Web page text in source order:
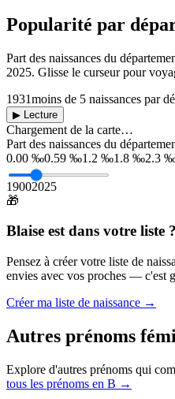
Popularité par
Part des naissances du
2025. Glisse le curseur pour
1931moins de 5 naissances par
▶ Lecture
Chargement de la carte…
Part des naissances du
0.00 ‰0.59 ‰1.2 ‰1.8 ‰2.3
19002025
🎁
Blaise est dans votre liste ?
Pensez à créer votre liste de
envies avec vos proches — c'est
Créer ma liste de naissance →
Autres prénoms
Explore d'autres prénoms qui
tous les prénoms en B →